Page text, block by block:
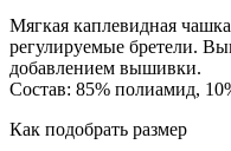
Мягкая каплевидная
регулируемые бретели.
добавлением вышивки.
Состав: 85% полиамид,
Как подобрать размер